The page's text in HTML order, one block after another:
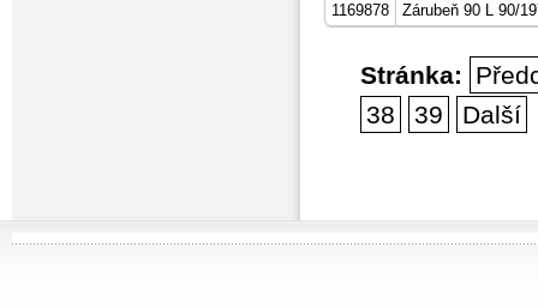
1169878
Zárubeň 90 L 90/
Stránka:
38
39 Další